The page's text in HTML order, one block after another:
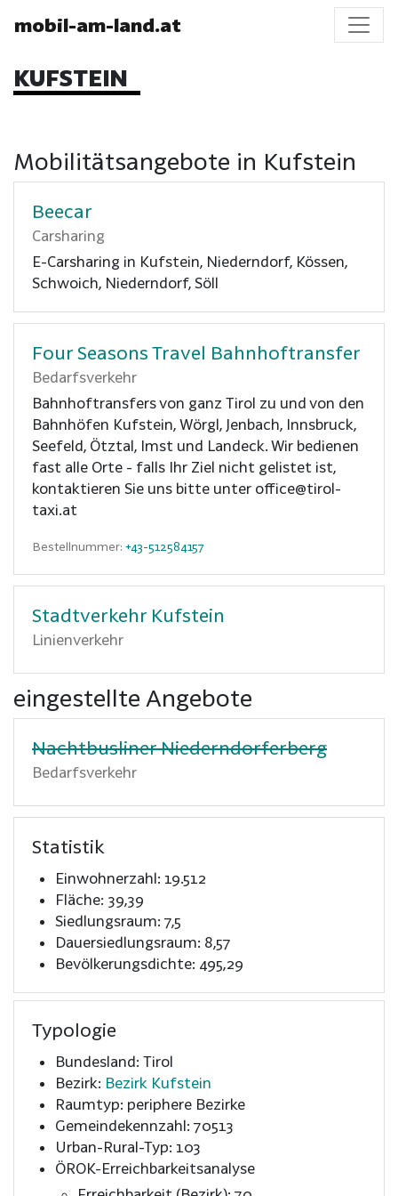
mobil-am-land.at
KUFSTEIN
Mobilitätsangebote in Kufstein
Beecar
Carsharing
E-Carsharing in Kufstein, Niederndorf, Kössen,
Schwoich, Niederndorf, Söll
Four Seasons Travel Bahnhoftransfer
Bedarfsverkehr
Bahnhoftransfers von ganz Tirol zu und von den
Bahnhöfen Kufstein, Wörgl, Jenbach, Innsbruck,
Seefeld, Ötztal, Imst und Landeck. Wir bedienen
fast alle Orte - falls Ihr Ziel nicht gelistet ist,
kontaktieren Sie uns bitte unter office@tirol-
taxi.at
Bestellnummer: +43-512584157
Stadtverkehr Kufstein
Linienverkehr
eingestellte Angebote
Nachtbusliner Niederndorferberg
Bedarfsverkehr
Statistik
Einwohnerzahl: 19.512
Fläche: 39,39
Siedlungsraum: 7,5
Dauersiedlungsraum: 8,57
Bevölkerungsdichte: 495,29
Typologie
Bundesland: Tirol
Bezirk: Bezirk Kufstein
Raumtyp: periphere Bezirke
Gemeindekennzahl: 70513
Urban-Rural-Typ: 103
ÖROK-Erreichbarkeitsanalyse